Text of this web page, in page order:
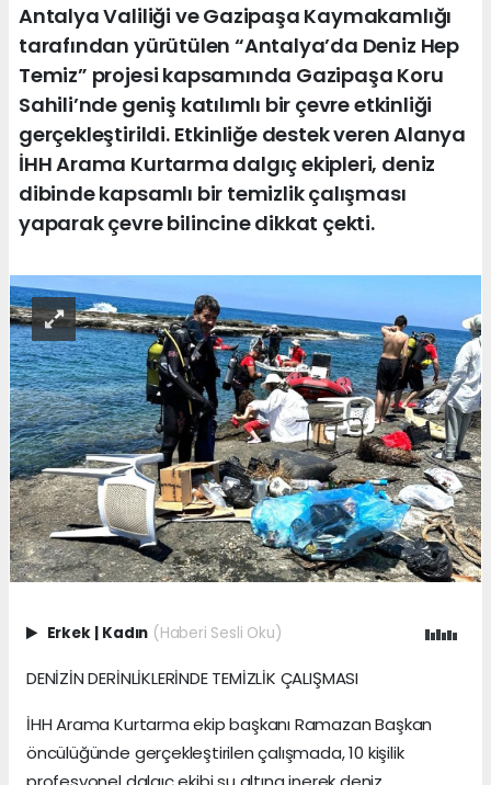
Antalya Valiliği ve Gazipaşa Kaymakamlığı
tarafından yürütülen “Antalya’da Deniz Hep
Temiz” projesi kapsamında Gazipaşa Koru
Sahili’nde geniş katılımlı bir çevre etkinliği
gerçekleştirildi. Etkinliğe destek veren Alanya
İHH Arama Kurtarma dalgıç ekipleri, deniz
dibinde kapsamlı bir temizlik çalışması
yaparak çevre bilincine dikkat çekti.
Erkek Kadın (Haberi Sesli Oku)
DENİZİN DERİNLİKLERİNDE TEMİZLİK ÇALIŞMASI
İHH Arama Kurtarma ekip başkanı Ramazan Başkan
öncülüğünde gerçekleştirilen çalışmada, 10 kişilik